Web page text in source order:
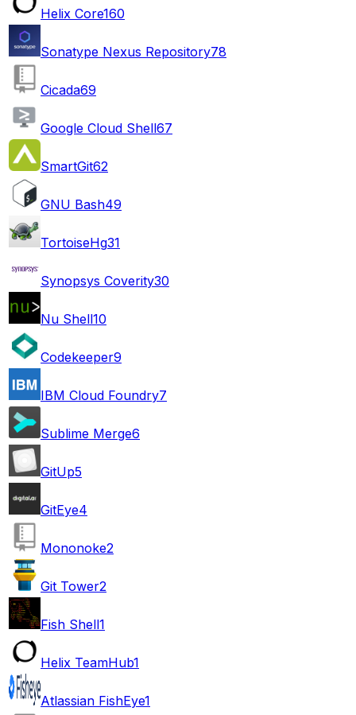
Helix Core160
Sonatype Nexus Repository78
Cicada69
Google Cloud Shell67
SmartGit62
GNU Bash49
TortoiseHg31
Synopsys Coverity30
Nu Shell10
Codekeeper9
IBM Cloud Foundry7
Sublime Merge6
GitUp5
GitEye4
Mononoke2
Git Tower2
Fish Shell1
Helix TeamHub1
Atlassian FishEye1